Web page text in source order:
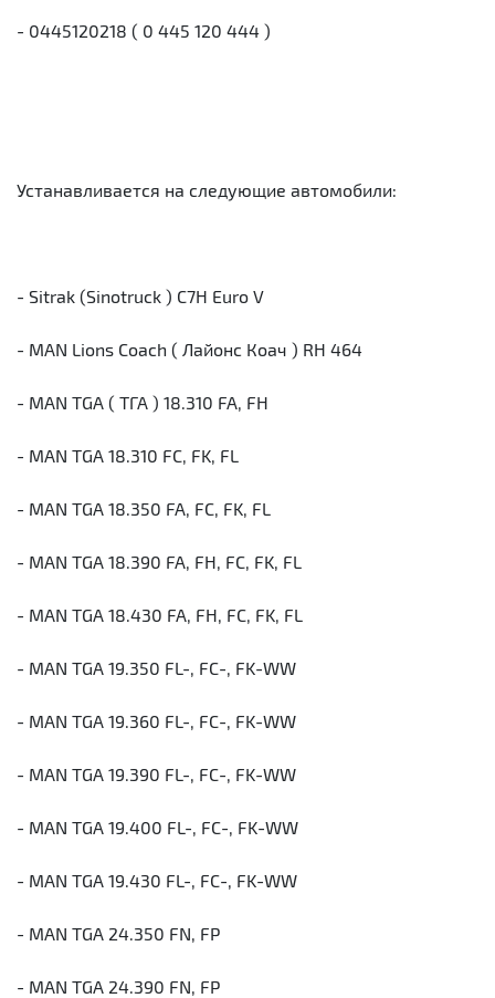
- 0445120218 ( 0 445 120 444 )
Устанавливается на следующие автомобили:
- Sitrak (Sinotruck ) C7H Euro V
- MAN Lions Coach ( Лайонс Коач ) RH 464
- MAN TGA ( ТГА ) 18.310 FA, FH
- MAN TGA 18.310 FC, FK, FL
- MAN TGA 18.350 FA, FC, FK, FL
- MAN TGA 18.390 FA, FH, FC, FK, FL
- MAN TGA 18.430 FA, FH, FC, FK, FL
- MAN TGA 19.350 FL-, FC-, FK-WW
- MAN TGA 19.360 FL-, FC-, FK-WW
- MAN TGA 19.390 FL-, FC-, FK-WW
- MAN TGA 19.400 FL-, FC-, FK-WW
- MAN TGA 19.430 FL-, FC-, FK-WW
- MAN TGA 24.350 FN, FP
- MAN TGA 24.390 FN, FP